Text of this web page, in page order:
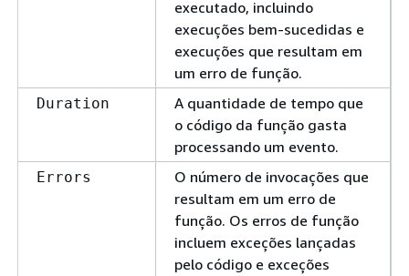
executado, incluindo
execuções bem-sucedidas e
execuções que resultam em
um erro de função.
Duration
A quantidade de tempo que
o código da função gasta
processando um evento.
Errors
O número de invocações que
resultam em um erro de
função. Os erros de função
incluem exceções lançadas
pelo código e exceções